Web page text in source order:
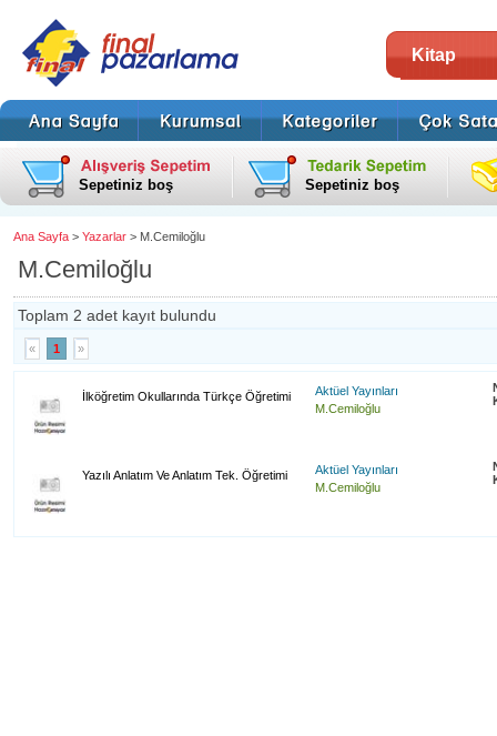
Kitap
Sepetiniz boş Sepetiniz boş
Ana Sayfa > Yazarlar > M.Cemiloğlu
M.Cemiloğlu
Toplam 2 adet kayıt bulundu
« 1 »
İlköğretim Okullarında Türkçe Öğretimi
Aktüel Yayınları
M.Cemiloğlu
Yazılı Anlatım Ve Anlatım Tek. Öğretimi
Aktüel Yayınları
M.Cemiloğlu